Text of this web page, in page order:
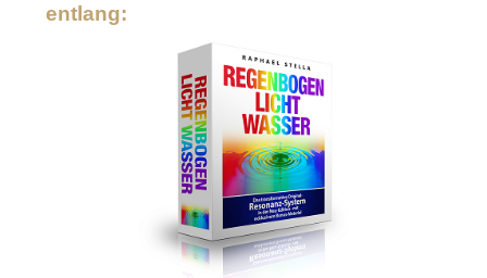
entlang: